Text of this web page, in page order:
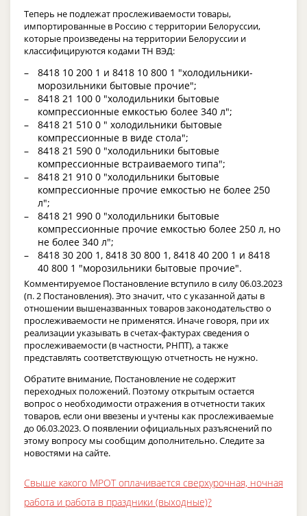
Теперь не подлежат прослеживаемости товары,
импортированные в Россию с территории Белоруссии,
которые произведены на территории Белоруссии и
классифицируются кодами ТН ВЭД:
8418 10 200 1 и 8418 10 800 1 "холодильники-
морозильники бытовые прочие";
8418 21 100 0 "холодильники бытовые
компрессионные емкостью более 340 л";
8418 21 510 0 " холодильники бытовые
компрессионные в виде стола";
8418 21 590 0 "холодильники бытовые
компрессионные встраиваемого типа";
8418 21 910 0 "холодильники бытовые
компрессионные прочие емкостью не более 250
л";
8418 21 990 0 "холодильники бытовые
компрессионные прочие емкостью более 250 л, но
не более 340 л";
8418 30 200 1, 8418 30 800 1, 8418 40 200 1 и 8418
40 800 1 "морозильники бытовые прочие".
Комментируемое Постановление вступило в силу 06.03.2023
(п. 2 Постановления). Это значит, что с указанной даты в
отношении вышеназванных товаров законодательство о
прослеживаемости не применятся. Иначе говоря, при их
реализации указывать в счетах-фактурах сведения о
прослеживаемости (в частности, РНПТ), а также
представлять соответствующую отчетность не нужно.
Обратите внимание, Постановление не содержит
переходных положений. Поэтому открытым остается
вопрос о необходимости отражения в отчетности таких
товаров, если они ввезены и учтены как прослеживаемые
до 06.03.2023. О появлении официальных разъяснений по
этому вопросу мы сообщим дополнительно. Следите за
новостями на сайте.
Свыше какого МРОТ оплачивается сверхурочная, ночная
работа и работа в праздники (выходные)?